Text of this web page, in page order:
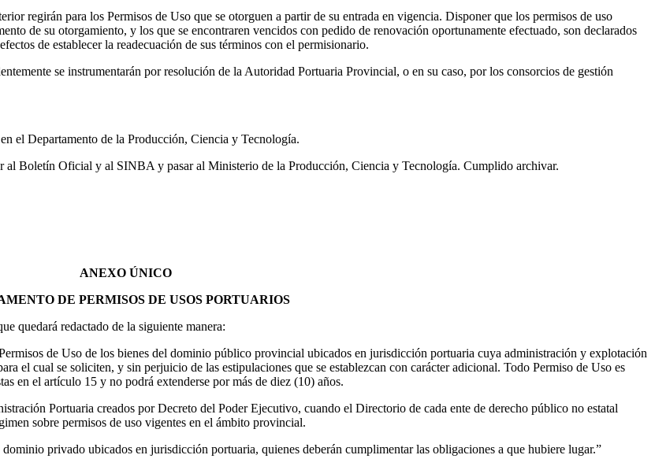
regirán para los Permisos de Uso que se otorguen a partir de su entrada en vigencia. Disponer que los permisos de uso
de su otorgamiento, y los que se encontraren vencidos con pedido de renovación oportunamente efectuado, son declarados
de establecer la readecuación de sus términos con el permisionario.
se instrumentarán por resolución de la Autoridad Portuaria Provincial, o en su caso, por los consorcios de gestión
el Departamento de la Producción, Ciencia y Tecnología.
al Boletín Oficial y al SINBA y pasar al Ministerio de la Producción, Ciencia y Tecnología. Cumplido archivar.
ANEXO ÚNICO
DE PERMISOS DE USOS PORTUARIOS
quedará redactado de la siguiente manera:
de Uso de los bienes del dominio público provincial ubicados en jurisdicción portuaria cuya administración y explotación
el cual se soliciten, y sin perjuicio de las estipulaciones que se establezcan con carácter adicional. Todo Permiso de Uso es
en el artículo 15 y no podrá extenderse por más de diez (10) años.
Portuaria creados por Decreto del Poder Ejecutivo, cuando el Directorio de cada ente de derecho público no estatal
sobre permisos de uso vigentes en el ámbito provincial.
privado ubicados en jurisdicción portuaria, quienes deberán cumplimentar las obligaciones a que hubiere lugar.”